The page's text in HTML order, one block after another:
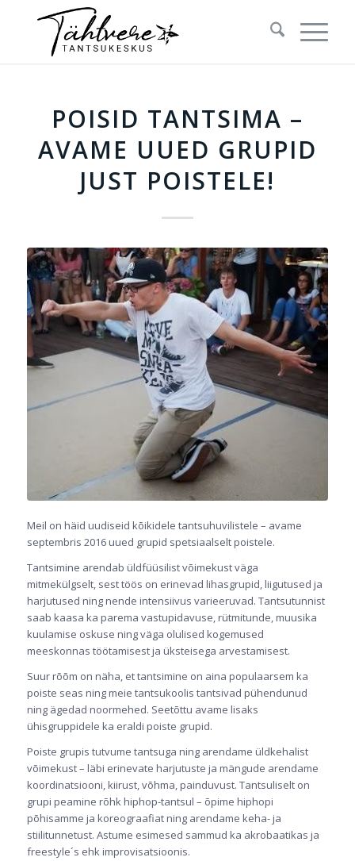
POISID TANTSIMA –
AVAME UUED GRUPID
JUST POISTELE!
Meil on häid uudiseid kõikidele tantsuhuvilistele – avame
septembris 2016 uued grupid spetsiaalselt poistele.
Tantsimine arendab üldfüüsilist võimekust väga
mitmekülgselt, sest töös on erinevad lihasgrupid, liigutused ja
harjutused ning nende intensiivus varieeruvad. Tantsutunnist
saab kaasa ka parema vastupidavuse, rütmitunde, muusika
kuulamise oskuse ning väga olulised kogemused
meeskonnas töötamisest ja üksteisega arvestamisest.
Suur rõõm on näha, et tantsimine on aina populaarsem ka
poiste seas ning meie tantsukoolis tantsivad pühendunud
ning ägedad noormehed. Seetõttu avame lisaks
ühisgruppidele ka eraldi poiste grupid.
Poiste grupis tutvume tantsuga ning arendame üldkehalist
võimekust – läbi erinevate harjutuste ja mängude arendame
koordinatsiooni, kiirust, võhma, painduvust. Tantsuliselt on
grupi peamine rõhk hiphop-tantsul – õpime hiphopi
põhisamme ja koreograafiat ning arendame keha- ja
stiilitunnetust. Astume esimesed sammud ka akrobaatikas ja
freestyle´s ehk improvisatsioonis.